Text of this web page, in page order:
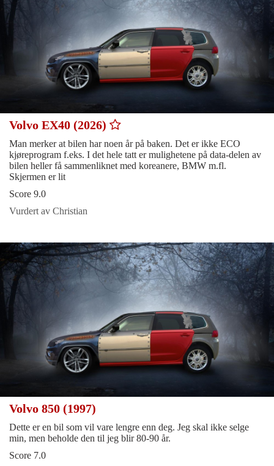
Volvo EX40 (2026)
Man merker at bilen har noen år på baken. Det er ikke ECO
kjøreprogram f.eks. I det hele tatt er mulighetene på data-delen av
bilen heller få sammenliknet med koreanere, BMW m.fl.
Skjermen er lit
Score 9.0
Vurdert av Christian
Volvo 850 (1997)
Dette er en bil som vil vare lengre enn deg. Jeg skal ikke selge
min, men beholde den til jeg blir 80-90 år.
Score 7.0